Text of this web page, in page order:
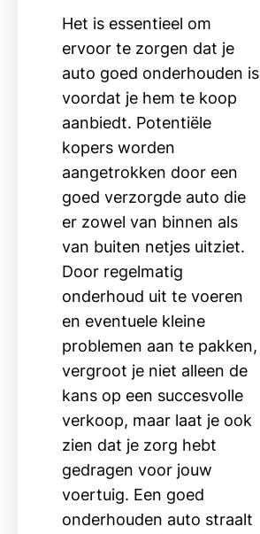
Het is essentieel om
ervoor te zorgen dat je
auto goed onderhouden is
voordat je hem te koop
aanbiedt. Potentiële
kopers worden
aangetrokken door een
goed verzorgde auto die
er zowel van binnen als
van buiten netjes uitziet.
Door regelmatig
onderhoud uit te voeren
en eventuele kleine
problemen aan te pakken,
vergroot je niet alleen de
kans op een succesvolle
verkoop, maar laat je ook
zien dat je zorg hebt
gedragen voor jouw
voertuig. Een goed
onderhouden auto straalt